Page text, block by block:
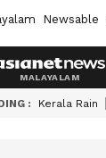
Newsable
: Kerala Rain